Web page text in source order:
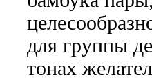
для группы
тонах